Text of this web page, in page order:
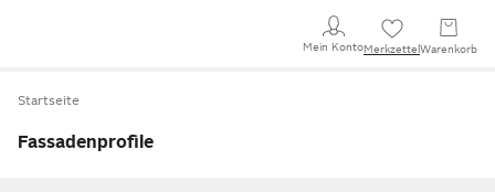
Mein KontoMerkzettel Warenkorb
Startseite
Fassadenprofile